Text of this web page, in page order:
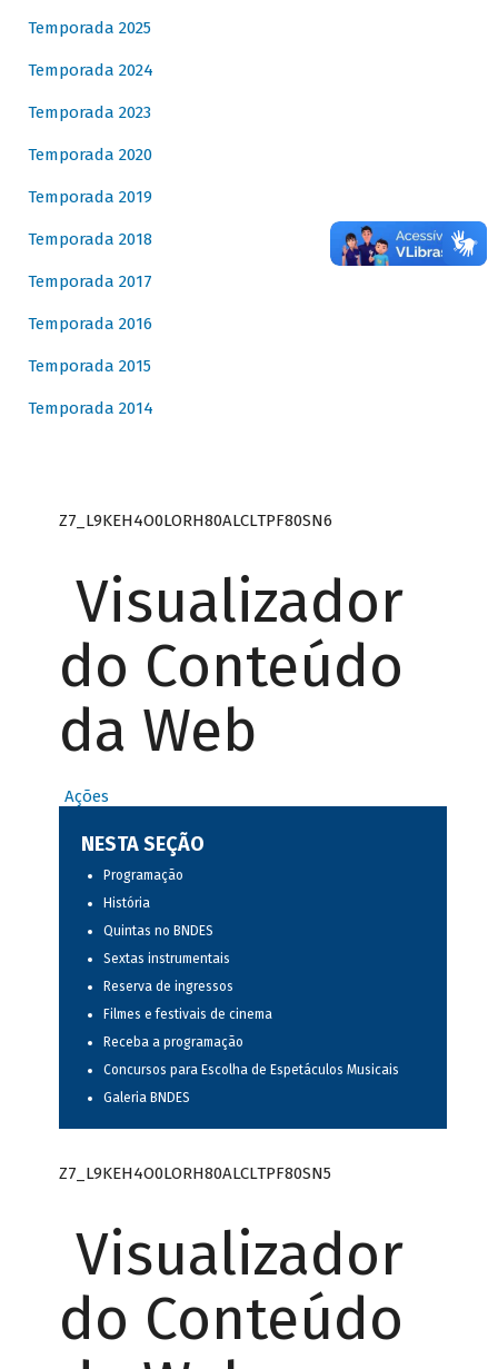
Temporada 2025
Temporada 2024
Temporada 2023
Temporada 2020
Temporada 2019
Temporada 2018
Temporada 2017
Temporada 2016
Temporada 2015
Temporada 2014
Z7_L9KEH4O0LORH80ALCLTPF80SN6
Visualizador
do Conteúdo
da Web
Ações
NESTA SEÇÃO
Programação
História
Quintas no BNDES
Sextas instrumentais
Reserva de ingressos
Filmes e festivais de cinema
Receba a programação
Concursos para Escolha de Espetáculos Musicais
Galeria BNDES
Z7_L9KEH4O0LORH80ALCLTPF80SN5
Visualizador
do Conteúdo